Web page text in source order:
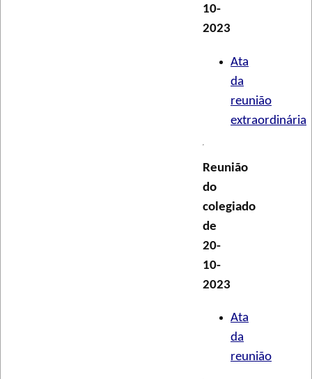
10-
2023
Ata
da
reunião
extraordinária
Reunião
do
colegiado
de
20-
10-
2023
Ata
da
reunião